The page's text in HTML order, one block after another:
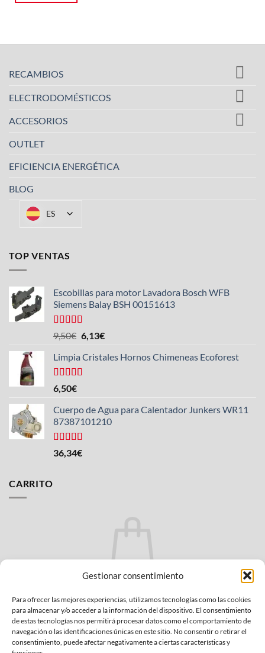
Gestionar consentimiento
Para ofrecer las mejores experiencias, utilizamos tecnologías como las cookies
para almacenar y/o acceder a la información del dispositivo. El consentimiento
de estas tecnologías nos permitirá procesar datos como el comportamiento de
navegación o las identificaciones únicas en este sitio. No consentir o retirar el
consentimiento, puede afectar negativamente a ciertas características y
RECAMBIOS
ELECTRODOMÉSTICOS
ACCESORIOS
OUTLET
EFICIENCIA ENERGÉTICA
BLOG
ES
TOP VENTAS
Escobillas para motor Lavadora Bosch WFB
Siemens Balay BSH 00151613
Valorado
con
de
5
9,50€ El
original
era:
6,13€El
actual
Limpia Cristales Hornos Chimeneas Ecoforest
Valorado
con
de 5
6,50€
Cuerpo de Agua para Calentador Junkers WR11
87387101210
Valorado
con
36,34€
CARRITO
No hay productos en el carrito.